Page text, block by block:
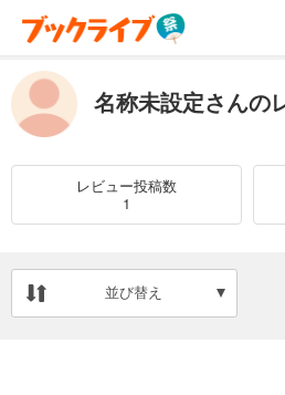
名称未設定さんの
レビュー投稿数
1
並び替え